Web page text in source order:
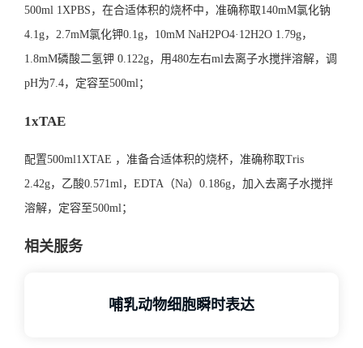
500ml 1XPBS，在合适体积的烧杯中，准确称取140mM氯化钠
4.1g，2.7mM氯化钾0.1g，10mM NaH2PO4·12H2O 1.79g，
1.8mM磷酸二氢钾 0.122g，用480左右ml去离子水搅拌溶解，调
pH为7.4，定容至500ml；
1xTAE
配置500ml1XTAE ，准备合适体积的烧杯，准确称取Tris
2.42g，乙酸0.571ml，EDTA（Na）0.186g，加入去离子水搅拌
溶解，定容至500ml；
相关服务
哺乳动物细胞瞬时表达